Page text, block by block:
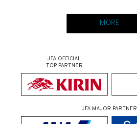
MORE
JFA OFFICIAL
TOP PARTNER
JFA MAJOR PARTNER